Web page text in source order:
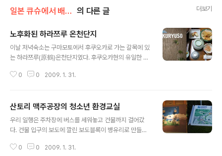
일본 큐슈에서 배운다 의 다른 글 더보기
노후화된 하라쯔루 온천단지
이날 저녁숙소는 구마모토에서 후쿠오카로 가는 갈목에 있
는 하라쯔루(原鶴)온천단지였다. 후쿠오카현의 유일한 온
다. 20여개의 온천장은 토요일임에도 불구하고 관광객이
비슷하였다. 동네에 젊은 사람들은 모두 도시로 떠나고 노
인들만 있다고 하였다. 우리 숙소에도 모두 할머니들이었
다. 우리들은 각자 자기 방에서 유카타로 갈아입고 노란 손
기탕(사우나) 시설이 없고 가운데에 온탕 하나만 있었다.
0 0 2009. 1. 31.
산토리 맥주공장의 청소년 환경교실
우리 일행은 주차장에 버스를 세워놓고 건물까지 걸어갔
다. 건물 입구의 보도에 깔린 보도블록이 병유리로 만들어
관을 들어서면 제일 먼저 안내데스크를 만날 수 있는데 장
0 0 2009. 1. 31.